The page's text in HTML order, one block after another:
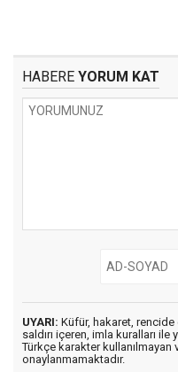
HABERE YORUM KAT
UYARI: Küfür, hakaret,
saldırı içeren, imla kuralları ile
Türkçe karakter kullanılmayan
onaylanmamaktadır.